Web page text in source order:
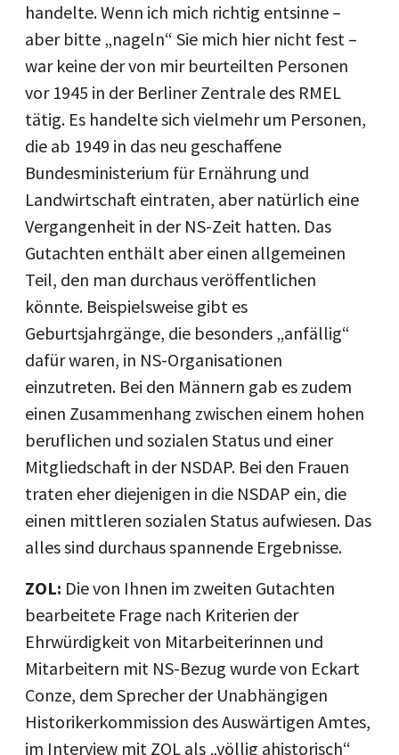
handelte. Wenn ich mich richtig entsinne –
aber bitte „nageln“ Sie mich hier nicht fest –
war keine der von mir beurteilten Personen
vor 1945 in der Berliner Zentrale des RMEL
tätig. Es handelte sich vielmehr um Personen,
die ab 1949 in das neu geschaffene
Bundesministerium für Ernährung und
Landwirtschaft eintraten, aber natürlich eine
Vergangenheit in der NS-Zeit hatten. Das
Gutachten enthält aber einen allgemeinen
Teil, den man durchaus veröffentlichen
könnte. Beispielsweise gibt es
Geburtsjahrgänge, die besonders „anfällig“
dafür waren, in NS-Organisationen
einzutreten. Bei den Männern gab es zudem
einen Zusammenhang zwischen einem hohen
beruflichen und sozialen Status und einer
Mitgliedschaft in der NSDAP. Bei den Frauen
traten eher diejenigen in die NSDAP ein, die
einen mittleren sozialen Status aufwiesen. Das
alles sind durchaus spannende Ergebnisse.
ZOL: Die von Ihnen im zweiten Gutachten
bearbeitete Frage nach Kriterien der
Ehrwürdigkeit von Mitarbeiterinnen und
Mitarbeitern mit NS-Bezug wurde von Eckart
Conze, dem Sprecher der Unabhängigen
Historikerkommission des Auswärtigen Amtes,
im Interview mit ZOL als „völlig ahistorisch“